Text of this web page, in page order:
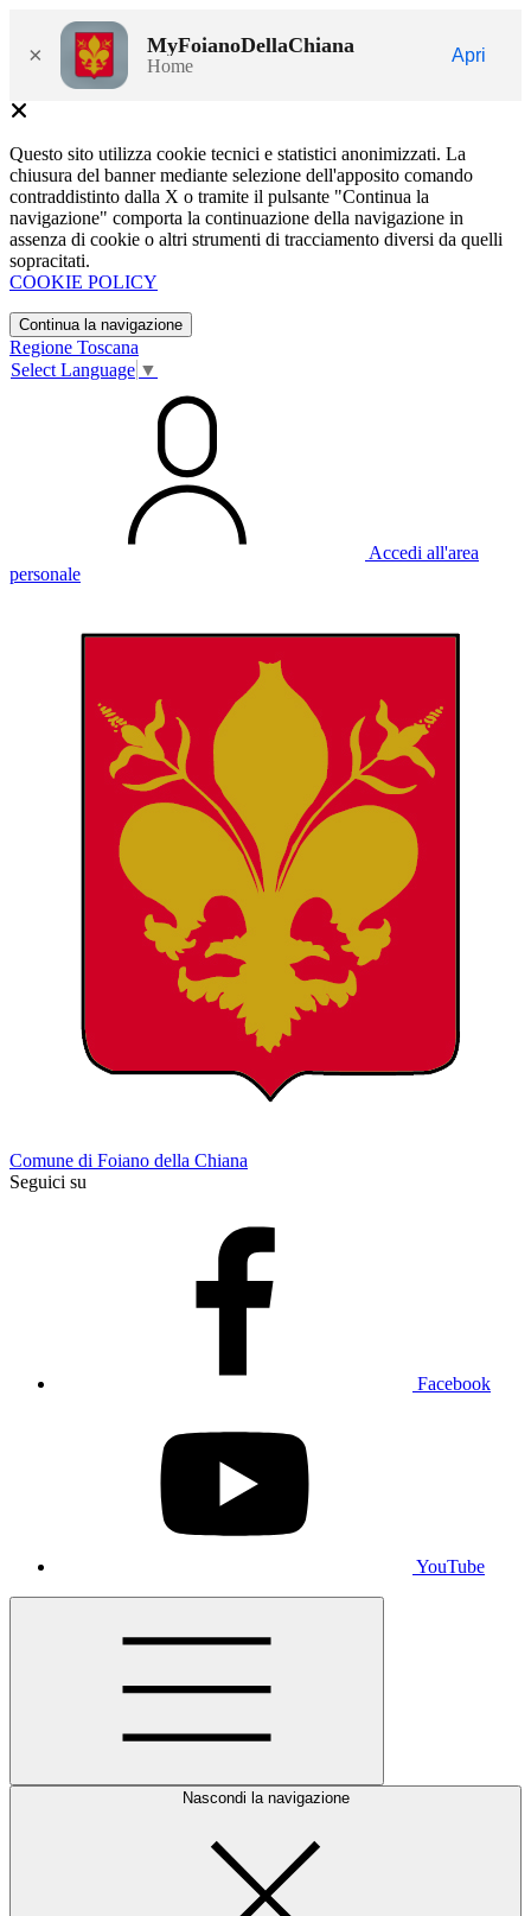
× MyFoianoDellaChiana
Home
Apri
Questo sito utilizza cookie tecnici e statistici anonimizzati. La
chiusura del banner mediante selezione dell'apposito comando
contraddistinto dalla X o tramite il pulsante "Continua la
navigazione" comporta la continuazione della navigazione in
assenza di cookie o altri strumenti di tracciamento diversi da quelli
sopracitati.
COOKIE POLICY
Continua la navigazione
Regione Toscana
Select Language ▼
Accedi all'area
personale
Comune di Foiano della Chiana
Seguici su
Facebook
YouTube
Nascondi la navigazione